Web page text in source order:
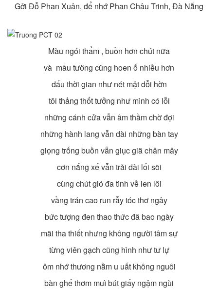
Gởi Đỗ Phan Xuân, để nhớ Phan Châu Trinh, Đà Nẵng
Màu ngói thẩm , buồn hơn chút nữa
và màu tường cũng hoen ố nhiều hơn
dấu thời gian như nét mặt dỗi hờn
tôi thảng thốt tưởng như mình có lỗi
những cánh cửa vẫn âm thầm chờ đợi
những hành lang vẫn dài những bàn tay
giọng trống buồn vẫn giục giã chân mây
cơn nắng xế vẫn trải dài lối sõi
cùng chút gió đa tình về len lõi
vầng trán cao run rẫy tóc thơ ngây
bức tượng đen thao thức đã bao ngày
mãi tha thiết nhưng không người tâm sự
từng viên gạch cũng hình như tư lự
ôm nhớ thương nằm u uất không nguôi
bàn ghế thơm muì bút giấy ngậm ngùi